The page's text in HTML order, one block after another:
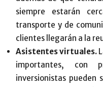
siempre estarán
transporte y de
clientes llegarán a la
Asistentes virtuales.
importantes, con
inversionistas pueden